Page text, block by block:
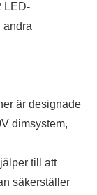
LED-
andra
är designade
dimsystem,
till att
säkerställer